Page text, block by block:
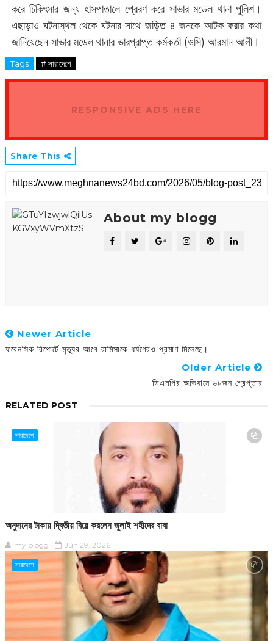
করে চিকিৎসার জন্য হাসপাতালে প্রেরণ করে সাভার মডেল থানা পুলিশ।
এছাড়াও ঘটনাস্থল থেকে ঘটনার সাথে জড়িত ৪ জনকে আটক করার কথা
জানিয়েছেন সাভার মডেল থানার ভারপ্রাপ্ত কর্মকর্তা (ওসি) আরমান আলী।
Tags # সারাদেশে
RESPONSIVE ADS HERE
Share This
About my blogg
Newer Article
ফরেনসিক রিপোর্টে মৃত্যুর আগে রামিসাকে ধর্ষণেরও প্রমাণ মিলেছে।
Older Article
ডিএমপির অভিযানে ৬৮জন গ্রেপ্তার
RELATED POST
সারাদেশে
অনুদানের টাকায় দ্বিতীয় বিয়ে করলেন জুলাই শহীদের বাবা
my blogg Jun 29, 2026
সারাদেশে